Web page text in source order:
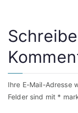
Ihre E-Mail-Adresse
Felder sind mit *